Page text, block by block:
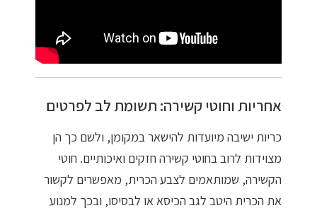
אחריות וחוטי קשירה: תשומת לב לפרטים
כריות ישיבה מיועדות להישאר במקומן, ולשם כך הן
מצוידות לרוב בחוטי קשירה חזקים ואיכותיים. חוטי
הקשירה, שמותאמים לצבע הכרית, מאפשרים לקשור
את הכרית היטב לגב הכיסא או לבסיסו, ובכך למנוע